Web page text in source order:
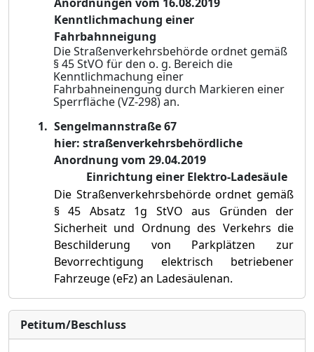
Kenntlichmachung einer
Fahrbahnneigung
Die Straßenverkehrsbehörde ordnet gemäß
§ 45 StVO für den o. g. Bereich die
Kenntlichmachung einer
Fahrbahneinengung durch Markieren einer
Sperrfläche (VZ-298)an.
Sengelmannstraße 67
hier: straßenverkehrsbehördliche
Anordnung vom 29.04.2019
Einrichtung einer Elektro-Ladesäule
Die Straßenverkehrsbehörde ordnet gemäß
§ 45 Absatz 1g StVO aus Gründen der
Sicherheit und Ordnung des Verkehrs die
Beschilderung von Parkplätzen zur
Bevorrechtigung elektrisch betriebener
Fahrzeuge (eFz) an Ladesäulenan.
Petitum/Beschluss